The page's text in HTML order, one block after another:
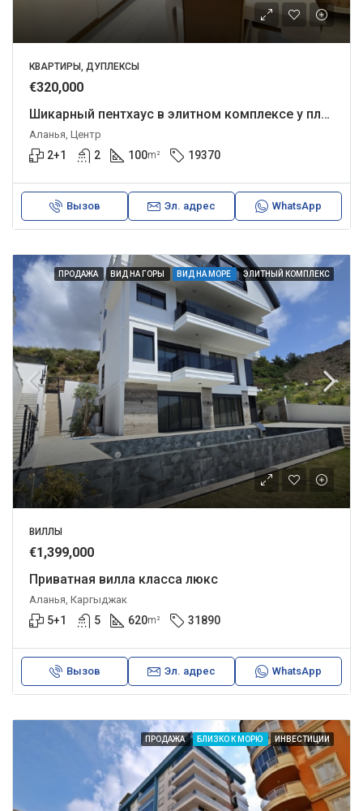
КВАРТИРЫ, ДУПЛЕКСЫ
€320,000
Шикарный пентхаус в элитном комплексе у пляжа Клеопатры.
Аланья, Центр
2+1 2 100m² 19370
Вызов Эл. адрес WhatsApp
ПРОДАЖА ВИД НА ГОРЫ ВИД НА МОРЕ ЭЛИТНЫЙ КОМПЛЕКС
ВИЛЛЫ
€1,399,000
Приватная вилла класса люкс
Аланья, Каргыджак
5+1 5 620m² 31890
Вызов Эл. адрес WhatsApp
ПРОДАЖА БЛИЗКО К МОРЮ ИНВЕСТИЦИИ